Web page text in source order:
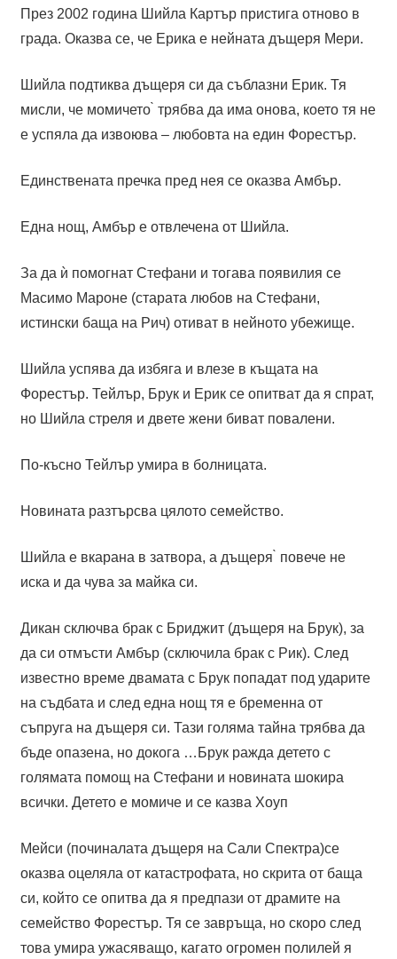
През 2002 година Шийла Картър пристига отново в
града. Оказва се, че Ерика е нейната дъщеря Мери.
Шийла подтиква дъщеря си да съблазни Ерик. Тя
мисли, че момичето ̀ трябва да има онова, което тя не
е успяла да извоюва – любовта на един Форестър.
Единствената пречка пред нея се оказва Амбър.
Една нощ, Амбър е отвлечена от Шийла.
За да ѝ помогнат Стефани и тогава появилия се
Масимо Мароне (старата любов на Стефани,
истински баща на Рич) отиват в нейното убежище.
Шийла успява да избяга и влезе в къщата на
Форестър. Тейлър, Брук и Ерик се опитват да я спрат,
но Шийла стреля и двете жени биват повалени.
По-късно Тейлър умира в болницата.
Новината разтърсва цялото семейство.
Шийла е вкарана в затвора, а дъщеря ̀ повече не
иска и да чува за майка си.
Дикан сключва брак с Бриджит (дъщеря на Брук), за
да си отмъсти Амбър (сключила брак с Рик). След
известно време двамата с Брук попадат под ударите
на съдбата и след една нощ тя е бременна от
съпруга на дъщеря си. Тази голяма тайна трябва да
бъде опазена, но докога …Брук ражда детето с
голямата помощ на Стефани и новината шокира
всички. Детето е момиче и се казва Хоуп
Мейси (починалата дъщеря на Сали Спектра)се
оказва оцеляла от катастрофата, но скрита от баща
си, който се опитва да я предпази от драмите на
семейство Форестър. Тя се завръща, но скоро след
това умира ужасяващо, кагато огромен полилей я